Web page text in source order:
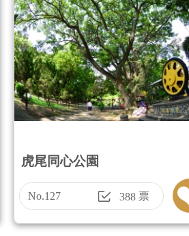
虎尾同心公園
No.127 388票